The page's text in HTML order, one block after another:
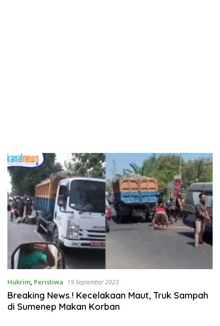
Hukrim, Peristiwa 19 September 2023
Breaking News.! Kecelakaan Maut, Truk Sampah
di Sumenep Makan Korban